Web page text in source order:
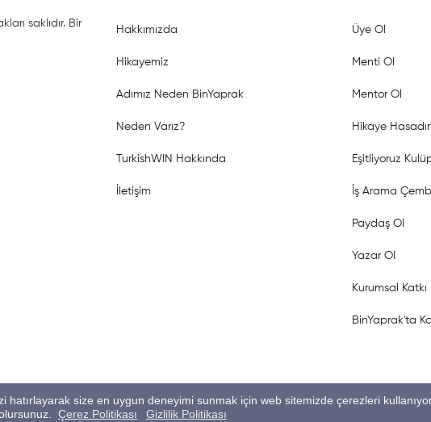
hatırlayarak size en uygun deneyimi sunmak için web sitemizde çerezleri
Çerez Politikası Gizlilik Politikası
saklıdır. Bir
Hakkımızda
Hikayemiz
Adımız Neden BinYaprak
Neden Varız?
TurkishWIN Hakkında
İletişim
Üye Ol
Menti Ol
Mentor Ol
Hikaye
Eşitliyoruz
İş Arama
Paydaş Ol
Yazar Ol
Kurumsal Katkı
BinYaprak'ta